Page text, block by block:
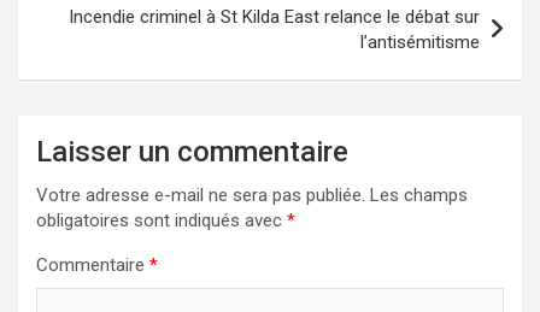
Incendie criminel à St Kilda East relance le débat sur
l’antisémitisme
Laisser un commentaire
Votre adresse e-mail ne sera pas publiée. Les champs
obligatoires sont indiqués avec *
Commentaire *